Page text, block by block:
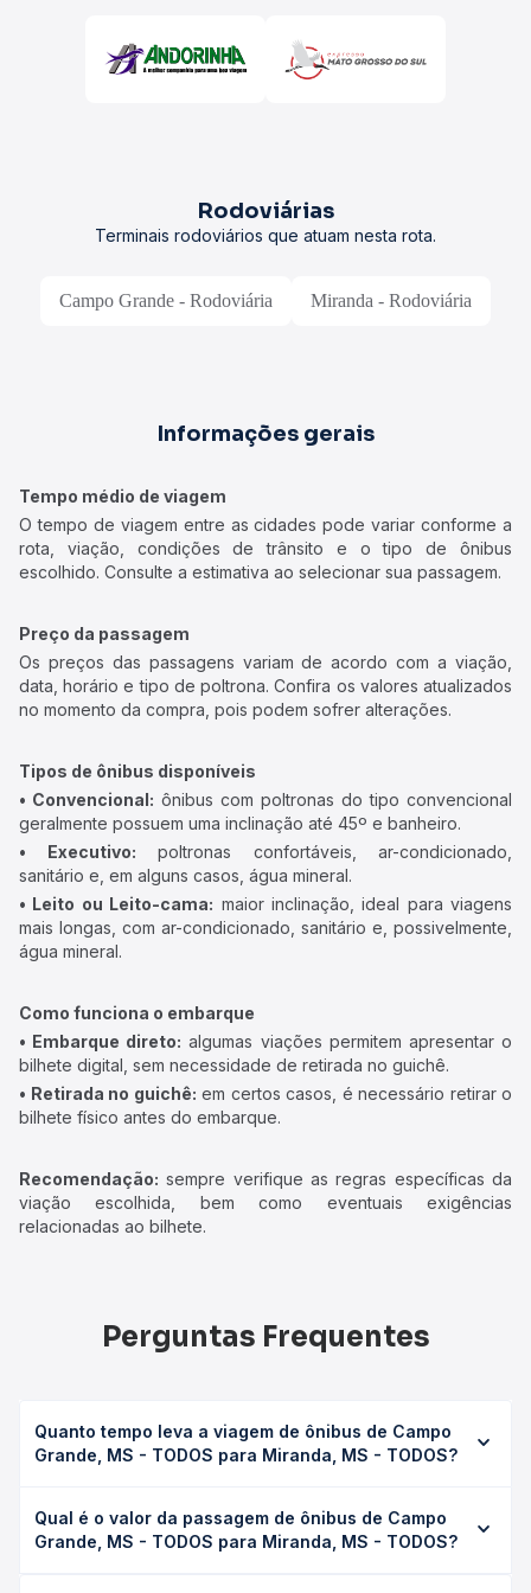
Rodoviárias
Terminais rodoviários que atuam nesta rota.
Campo Grande - Rodoviária Miranda - Rodoviária
Informações gerais
Tempo médio de viagem
O tempo de viagem entre as cidades pode variar conforme a
rota, viação, condições de trânsito e o tipo de ônibus
escolhido. Consulte a estimativa ao selecionar sua passagem.
Preço da passagem
Os preços das passagens variam de acordo com a viação,
data, horário e tipo de poltrona. Confira os valores atualizados
no momento da compra, pois podem sofrer alterações.
Tipos de ônibus disponíveis
• Convencional: ônibus com poltronas do tipo convencional
geralmente possuem uma inclinação até 45º e banheiro.
• Executivo: poltronas confortáveis, ar-condicionado,
sanitário e, em alguns casos, água mineral.
• Leito ou Leito-cama: maior inclinação, ideal para viagens
mais longas, com ar-condicionado, sanitário e, possivelmente,
água mineral.
Como funciona o embarque
• Embarque direto: algumas viações permitem apresentar o
bilhete digital, sem necessidade de retirada no guichê.
• Retirada no guichê: em certos casos, é necessário retirar o
bilhete físico antes do embarque.
Recomendação: sempre verifique as regras específicas da
viação escolhida, bem como eventuais exigências
relacionadas ao bilhete.
Perguntas Frequentes
Quanto tempo leva a viagem de ônibus de Campo
Grande, MS - TODOS para Miranda, MS - TODOS?
Miranda, MS - TODOS leva em média 3h 43min, podendo
variar conforme a viação, o tipo de serviço (convencional,
Qual é o valor da passagem de ônibus de Campo
Grande, MS - TODOS para Miranda, MS - TODOS?